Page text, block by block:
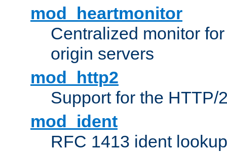
mod_heartmonitor
Centralized monitor
origin servers
mod_http2
Support for the HTTP/
mod_ident
RFC 1413 ident